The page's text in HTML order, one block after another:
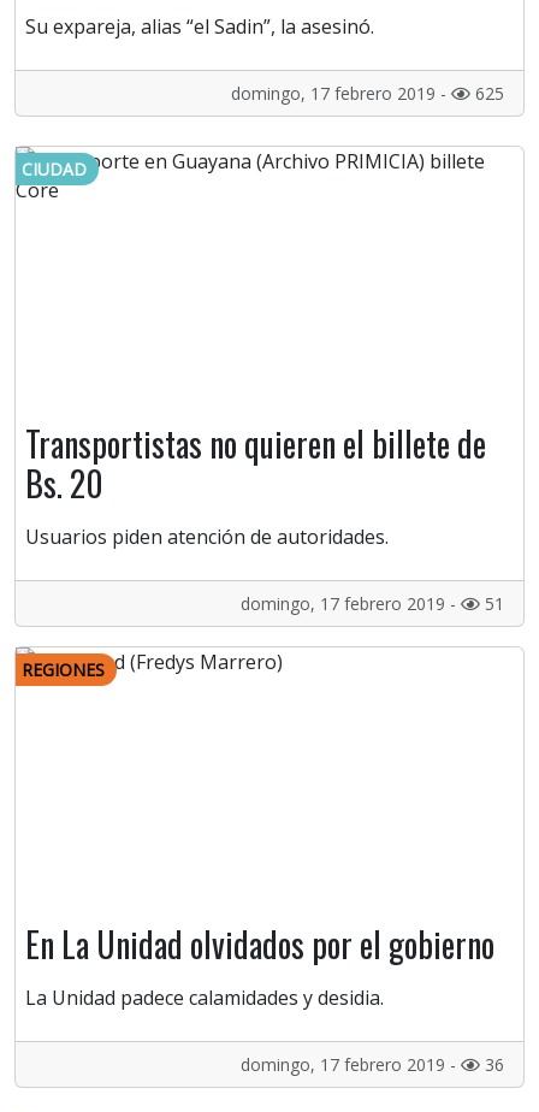
Su expareja, alias “el Sadin”, la asesinó.
domingo, 17 febrero 2019 - 625
CIUDAD
Transportistas no quieren el billete de
Bs. 20
Usuarios piden atención de autoridades.
domingo, 17 febrero 2019 - 51
REGIONES
En La Unidad olvidados por el gobierno
La Unidad padece calamidades y desidia.
domingo, 17 febrero 2019 - 36